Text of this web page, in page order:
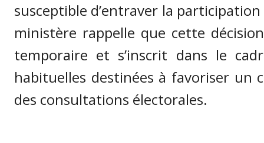
susceptible d’entraver la
ministère rappelle que cette
temporaire et s’inscrit dans le
habituelles destinées à favoriser un
des consultations électorales.